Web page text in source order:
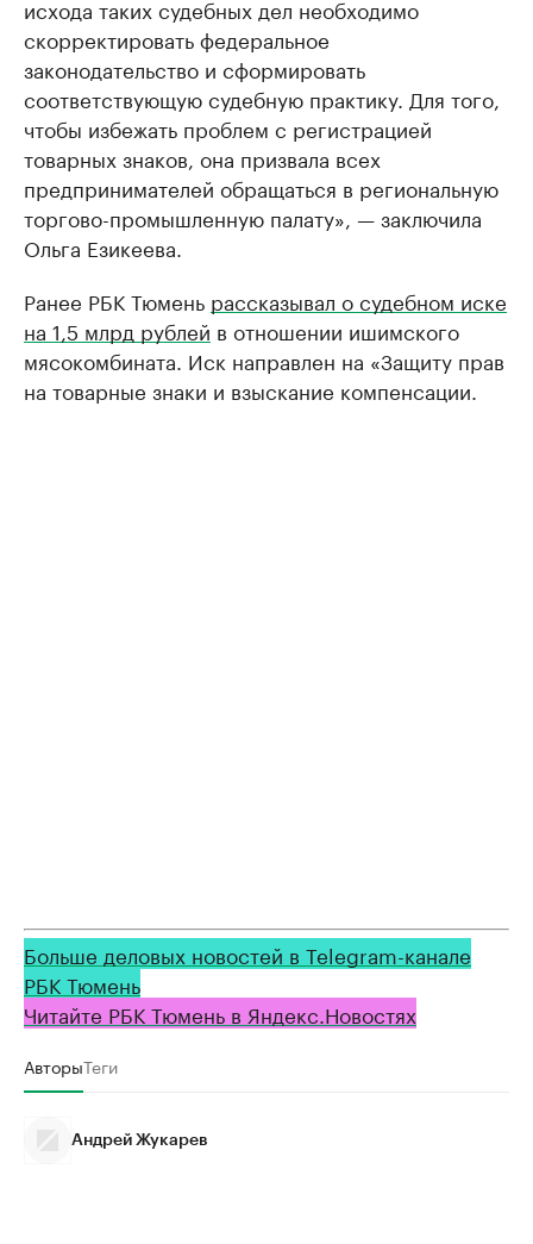
исхода таких судебных дел необходимо
скорректировать федеральное
законодательство и сформировать
соответствующую судебную практику. Для того,
чтобы избежать проблем с регистрацией
товарных знаков, она призвала всех
предпринимателей обращаться в региональную
торгово-промышленную палату», — заключила
Ольга Езикеева.
Ранее РБК Тюмень рассказывал о судебном иске
на 1,5 млрд рублей в отношении ишимского
мясокомбината. Иск направлен на «Защиту прав
на товарные знаки и взыскание компенсации.
Больше деловых новостей в Telegram-канале
РБК Тюмень
Читайте РБК Тюмень в Яндекс.Новостях
АвторыТеги
Андрей Жукарев